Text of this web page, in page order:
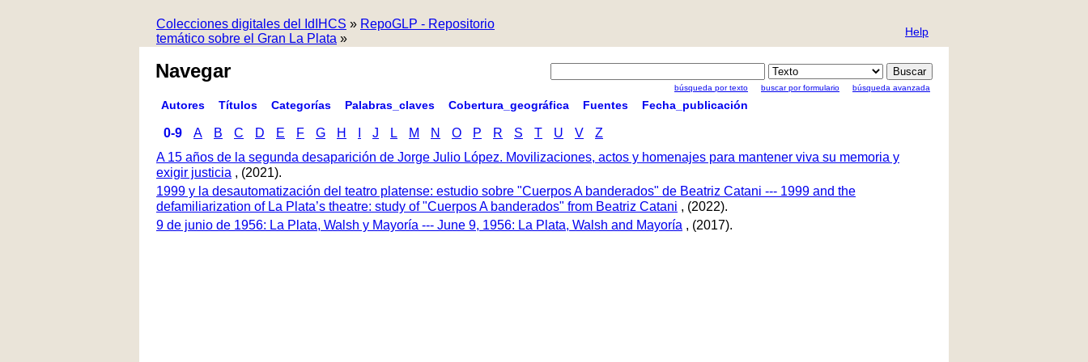
Colecciones digitales del IdIHCS » RepoGLP - Repositorio
temático sobre el Gran La Plata » Help
Navegar
búsqueda por texto buscar por formulario búsqueda avanzada
Autores Títulos Categorías Palabras_claves Cobertura_geográfica Fuentes Fecha_publicación
0-9 A B C D E F G H J L M N O P R S T U V
Z
A 15 años de la segunda desaparición de Jorge Julio López. Movilizaciones, actos y homenajes para mantener viva su memoria y
exigir justicia , (2021).
1999 y la desautomatización del teatro platense: estudio sobre "Cuerpos A banderados" de Beatriz Catani --- 1999 and the
defamiliarization of La Plata’s theatre: study of "Cuerpos A banderados" from Beatriz Catani , (2022).
9 de junio de 1956: La Plata, Walsh y Mayoría --- June 9, 1956: La Plata, Walsh and Mayoría , (2017).